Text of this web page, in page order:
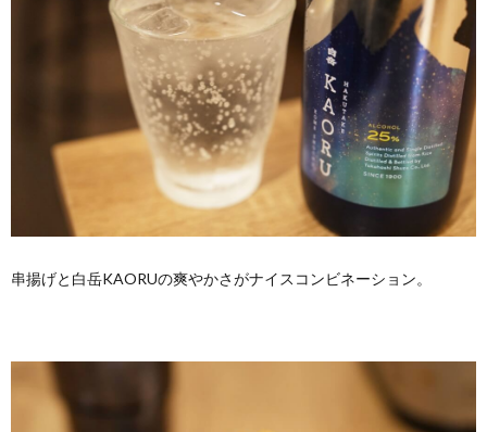
串揚げと白岳KAORUの爽やかさがナイスコンビネーション。